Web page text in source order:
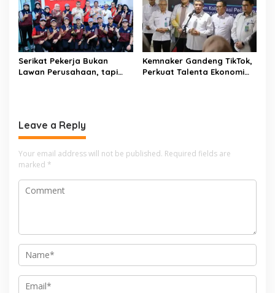
Serikat Pekerja Bukan
Lawan Perusahaan, tapi
Kemnaker Gandeng TikTok,
Perkuat Talenta Ekonomi
Leave a Reply
Your email address will not be published. Required fields are
marked *